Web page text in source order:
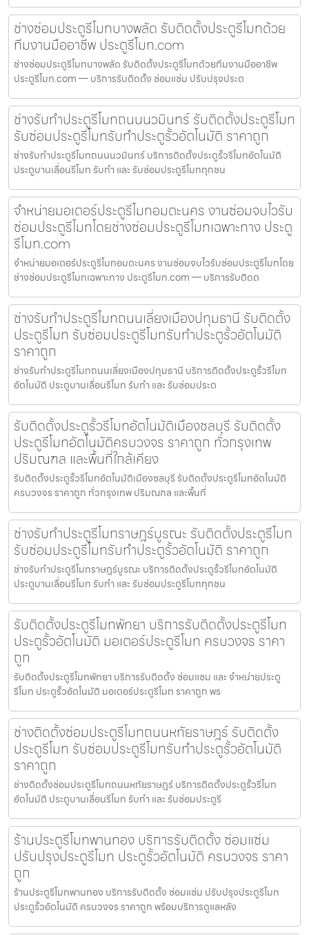
ช่างซ่อมประตูรีโมทบางพลัด รับติดตั้งประตูรีโมทด้วย
ทีมงานมืออาชีพ ประตูรีโมท.com
ช่างซ่อมประตูรีโมทบางพลัด รับติดตั้งประตูรีโมทด้วยทีมงานมืออาชีพ
ประตูรีโมท.com — บริการรับติดตั้ง ซ่อมแซ่ม ปรับปรุงประต
ช่างรับทำประตูรีโมทถนนนวมินทร์ รับติดตั้งประตูรีโมท
รับซ่อมประตูรีโมทรับทำประตูรั้วอัตโนมัติ ราคาถูก
ช่างรับทำประตูรีโมทถนนนวมินทร์ บริการติดตั้งประตูรั้วรีโมทอัตโนมัติ
ประตูบานเลื่อนรีโมท รับทำ และ รับซ่อมประตูรีโมททุกชน
จำหน่ายมอเตอร์ประตูรีโมทอมตะนคร งานซ่อมจบไวรับ
ซ่อมประตูรีโมทโดยช่างซ่อมประตูรีโมทเฉพาะทาง ประตู
รีโมท.com
จำหน่ายมอเตอร์ประตูรีโมทอมตะนคร งานซ่อมจบไวรับซ่อมประตูรีโมทโดย
ช่างซ่อมประตูรีโมทเฉพาะทาง ประตูรีโมท.com — บริการรับติดต
ช่างรับทำประตูรีโมทถนนเลี่ยงเมืองปทุมธานี รับติดตั้ง
ประตูรีโมท รับซ่อมประตูรีโมทรับทำประตูรั้วอัตโนมัติ
ราคาถูก
ช่างรับทำประตูรีโมทถนนเลี่ยงเมืองปทุมธานี บริการติดตั้งประตูรั้วรีโมท
อัตโนมัติ ประตูบานเลื่อนรีโมท รับทำ และ รับซ่อมประต
รับติดตั้งประตูรั้วรีโมทอัตโนมัติเมืองชลบุรี รับติดตั้ง
ประตูรีโมทอัตโนมัติครบวงจร ราคาถูก ทั่วกรุงเทพ
ปริมณฑล และพื้นที่ใกล้เคียง
รับติดตั้งประตูรั้วรีโมทอัตโนมัติเมืองชลบุรี รับติดตั้งประตูรีโมทอัตโนมัติ
ครบวงจร ราคาถูก ทั่วกรุงเทพ ปริมณฑล และพื้นที่
ช่างรับทำประตูรีโมทราษฎร์บูรณะ รับติดตั้งประตูรีโมท
รับซ่อมประตูรีโมทรับทำประตูรั้วอัตโนมัติ ราคาถูก
ช่างรับทำประตูรีโมทราษฎร์บูรณะ บริการติดตั้งประตูรั้วรีโมทอัตโนมัติ
ประตูบานเลื่อนรีโมท รับทำ และ รับซ่อมประตูรีโมททุกชน
รับติดตั้งประตูรีโมทพัทยา บริการรับติดตั้งประตูรีโมท
ประตูรั้วอัตโนมัติ มอเตอร์ประตูรีโมท ครบวงจร ราคา
ถูก
รับติดตั้งประตูรีโมทพัทยา บริการรับติดตั้ง ซ่อมแซม และ จำหน่ายประตู
รีโมท ประตูรั้วอัตโนมัติ มอเตอร์ประตูรีโมท ราคาถูก พร
ช่างติดตั้งซ่อมประตูรีโมทถนนหทัยราษฎร์ รับติดตั้ง
ประตูรีโมท รับซ่อมประตูรีโมทรับทำประตูรั้วอัตโนมัติ
ราคาถูก
ช่างติดตั้งซ่อมประตูรีโมทถนนหทัยราษฎร์ บริการติดตั้งประตูรั้วรีโมท
อัตโนมัติ ประตูบานเลื่อนรีโมท รับทำ และ รับซ่อมประตูรี
ร้านประตูรีโมทพานทอง บริการรับติดตั้ง ซ่อมแซ่ม
ปรับปรุงประตูรีโมท ประตูรั้วอัตโนมัติ ครบวงจร ราคา
ถูก
ร้านประตูรีโมทพานทอง บริการรับติดตั้ง ซ่อมแซ่ม ปรับปรุงประตูรีโมท
ประตูรั้วอัตโนมัติ ครบวงจร ราคาถูก พร้อมบริการดูแลหลัง